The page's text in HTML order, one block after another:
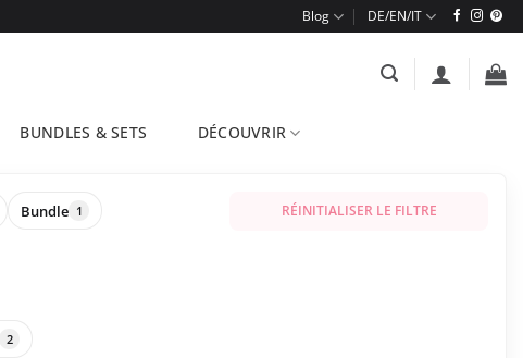
Blog
BUNDLES & SETS DÉCOUVRIR
Bundle 1
2
RÉINITIALISER LE FILTRE